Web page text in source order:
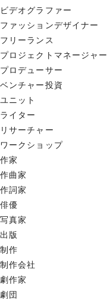
ビデオグラファー
ファッションデザイナー
フリーランス
プロジェクトマネージャー
プロデューサー
ベンチャー投資
ユニット
ライター
リサーチャー
ワークショップ
作家
作曲家
作詞家
俳優
写真家
出版
制作
制作会社
劇作家
劇団